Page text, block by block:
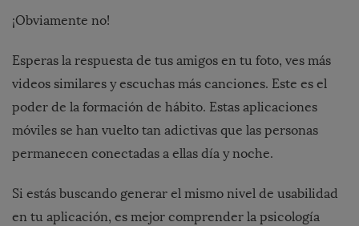
¡Obviamente no!
Esperas la respuesta de tus amigos en tu foto, ves más
videos similares y escuchas más canciones. Este es el
poder de la formación de hábito. Estas aplicaciones
móviles se han vuelto tan adictivas que las personas
permanecen conectadas a ellas día y noche.
Si estás buscando generar el mismo nivel de usabilidad
en tu aplicación, es mejor comprender la psicología